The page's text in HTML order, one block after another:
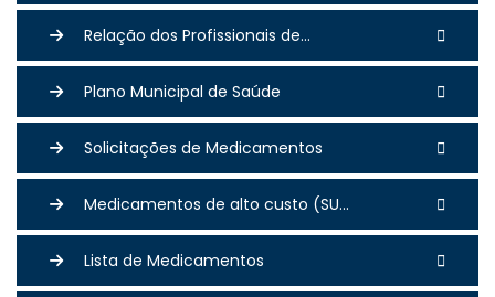
Relação dos Profissionais de...
Plano Municipal de Saúde
Solicitações de Medicamentos
Medicamentos de alto custo (SU...
Lista de Medicamentos